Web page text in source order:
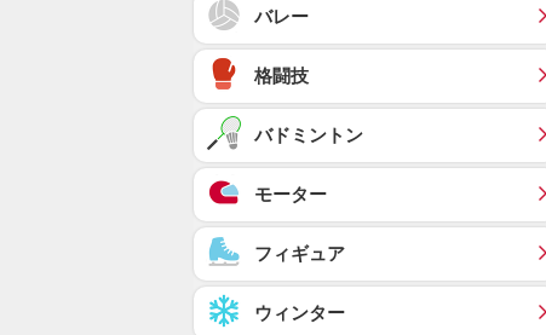
バレー
格闘技
バドミントン
モーター
フィギュア
ウィンター